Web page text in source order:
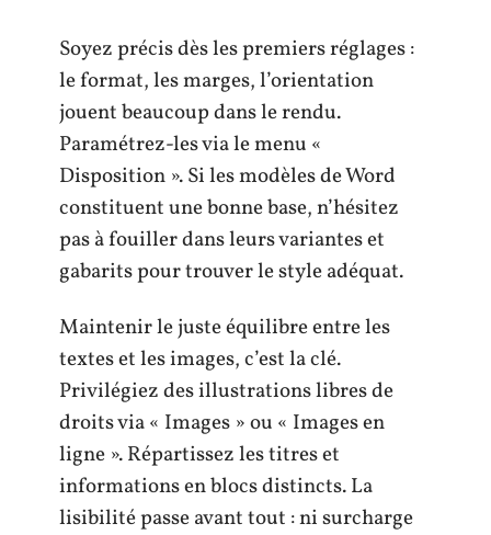
Soyez précis dès les premiers réglages :
le format, les marges, l’orientation
jouent beaucoup dans le rendu.
Paramétrez-les via le menu «
Disposition ». Si les modèles de Word
constituent une bonne base, n’hésitez
pas à fouiller dans leurs variantes et
gabarits pour trouver le style adéquat.
Maintenir le juste équilibre entre les
textes et les images, c’est la clé.
Privilégiez des illustrations libres de
droits via « Images » ou « Images en
ligne ». Répartissez les titres et
informations en blocs distincts. La
lisibilité passe avant tout : ni surcharge